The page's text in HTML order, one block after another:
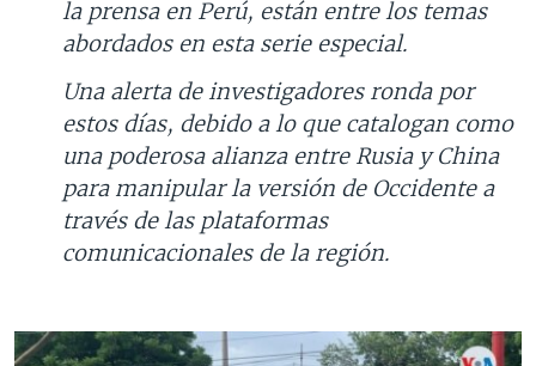
la prensa en Perú, están entre los temas
abordados en esta serie especial.
Una alerta de investigadores ronda por
estos días, debido a lo que catalogan como
una poderosa alianza entre Rusia y China
para manipular la versión de Occidente a
través de las plataformas
comunicacionales de la región.